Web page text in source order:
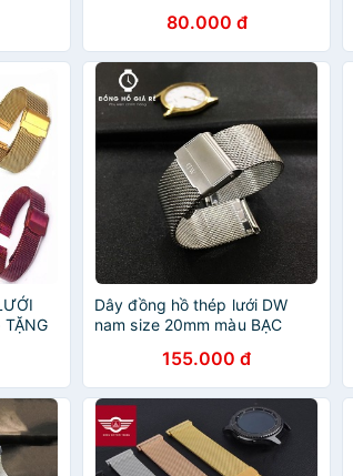
80.000 đ
TẶNG
Dây đồng hồ thép lưới DW
nam size 20mm màu BẠC
155.000 đ